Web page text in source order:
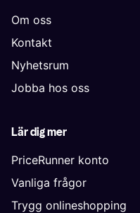
Om oss
Kontakt
Nyhetsrum
Jobba hos oss
Lär dig mer
PriceRunner konto
Vanliga frågor
Trygg onlineshopping